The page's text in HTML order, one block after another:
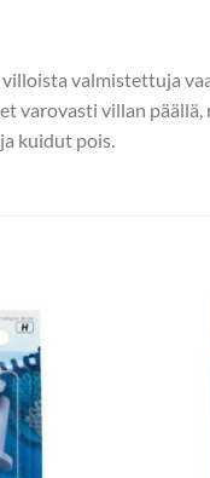
valmistettuja
varovasti villan
kuidut pois.